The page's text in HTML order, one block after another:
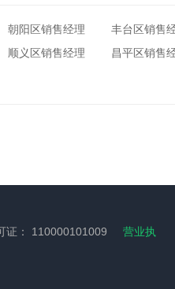
朝阳区销售经理 丰台区销售
顺义区销售经理 昌平区销售
： 110000101009
营业执